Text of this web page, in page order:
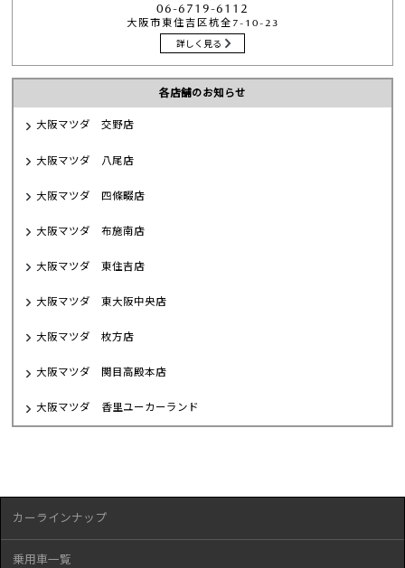
06-6719-6112
大阪市東住吉区杭全7-10-23
詳しく見る
各店舗のお知らせ
大阪マツダ 交野店
大阪マツダ 八尾店
大阪マツダ 四條畷店
大阪マツダ 布施南店
大阪マツダ 東住吉店
大阪マツダ 東大阪中央店
大阪マツダ 枚方店
大阪マツダ 関目高殿本店
大阪マツダ 香里ユーカーランド
カーラインナップ
乗用車一覧